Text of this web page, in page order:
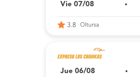
Vie 07/08
3.8 Oltursa
Jue 06/08